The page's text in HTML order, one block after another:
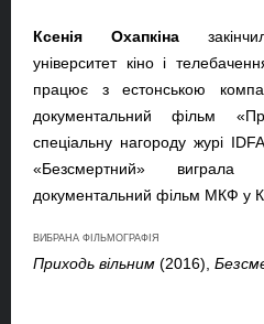
Ксенія Охапкіна
університет кіно і
працює з естонською
документальний фільм
спеціальну нагороду журі IDFA
«Безсмертний»
документальний фільм МКФ у
ВИБРАНА ФІЛЬМОГРАФІЯ
Приходь вільним (2016),